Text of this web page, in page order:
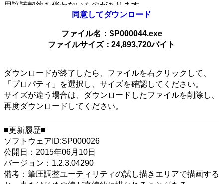
用許諾契約を伴わないものがあります。
個別のソフトウェア使用許諾契約書を伴わない各々のソフト
フトウェア、媒体、マニュアルなどの関連書類および電子文
書を含みます）に関しては、
フトウェア使用許諾契約書にご同意いただいたものとしま
す。
本契約は、お客さま（以下「お客さま」とします）とVAIO
ウェアの使用権の許諾に関する条件を定めるものです。
第1条 （総則）
許諾ソフトウェアは、日本国内外の著作権法並びに著作者の
権利およびこれに隣接する権利に関する諸条約その他知的財
産権に関する法令によって保護されています。許諾ソフトウ
同意してダウンロード
ファイル名：SP000044.exe
ファイルサイズ：24,893,720バイト
ダウンロードが終了したら、ファイルを右クリックして、
「プロパティ」を選択し、サイズを確認してください。
サイズが違う場合は、ダウンロードしたファイルを削除し、
再度ダウンロードしてください。
■更新履歴■
ソフトウェアID:SP000026
公開日：2015年06月10日
バージョン：1.2.3.04290
備考：筆圧調整ユーティリティの試し描きエリアで描画する